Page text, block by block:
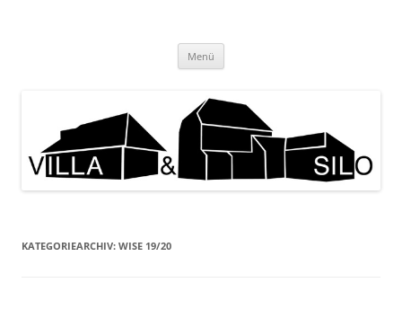
Menü
KATEGORIEARCHIV: WISE 19/20